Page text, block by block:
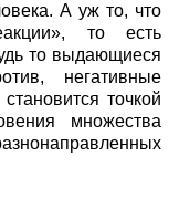
А уж то, что
то есть
то выдающиеся
негативные
точкой
множества